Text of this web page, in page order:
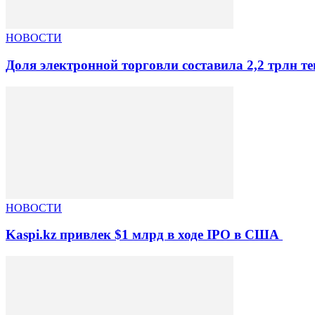
НОВОСТИ
Доля электронной торговли составила 2,2 трлн
НОВОСТИ
Kaspi.kz привлек $1 млрд в ходе IPO в США